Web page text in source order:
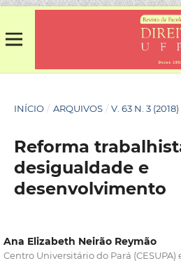
INÍCIO / ARQUIVOS / V. 63 N. 3 (2018)
Reforma
desigualdade e
desenvolvimento
Ana Elizabeth Neirão Reymão
Centro Universitário do Pará